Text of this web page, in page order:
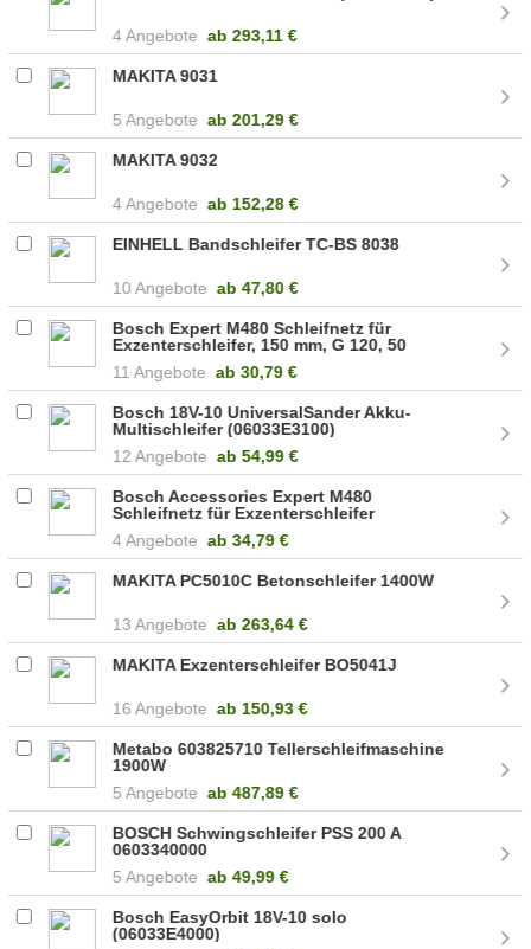
4 Angebote ab 293,11 €
MAKITA 9031
5 Angebote ab 201,29 €
MAKITA 9032
4 Angebote ab 152,28 €
EINHELL Bandschleifer TC-BS 8038
10 Angebote ab47,80 €
Bosch Expert M480 Schleifnetz für
Exzenterschleifer, 150 mm, G 120, 50
11 Angebote ab 30,79 €
Bosch 18V-10 UniversalSander Akku-
Multischleifer (06033E3100)
12 Angebote ab 54,99 €
Bosch Accessories Expert M480
Schleifnetz für Exzenterschleifer
4 Angebote ab 34,79 €
MAKITA PC5010C Betonschleifer 1400W
13 Angebote ab 263,64 €
MAKITA Exzenterschleifer BO5041J
16 Angebote ab 150,93 €
Metabo 603825710 Tellerschleifmaschine
1900W
5 Angebote ab487,89 €
BOSCH Schwingschleifer PSS 200 A
0603340000
5 Angebote ab49,99 €
Bosch EasyOrbit 18V-10 solo
(06033E4000)